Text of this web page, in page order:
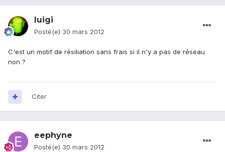
luigi
Posté(e) 30 mars 2012
C'est un motif de résiliation sans frais si il n'y a pas de réseau
non ?
Citer
eephyne
Posté(e) 30 mars 2012